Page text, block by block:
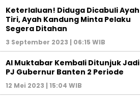
Keterlaluan! Diduga Dicabuli Ayah
Tiri, Ayah Kandung Minta Pelaku
Segera Ditahan
3 September 2023 | 06:15 WIB
Al Muktabar Kembali Ditunjuk Jadi
PJ Gubernur Banten 2 Periode
12 Mei 2023 | 15:04 WIB